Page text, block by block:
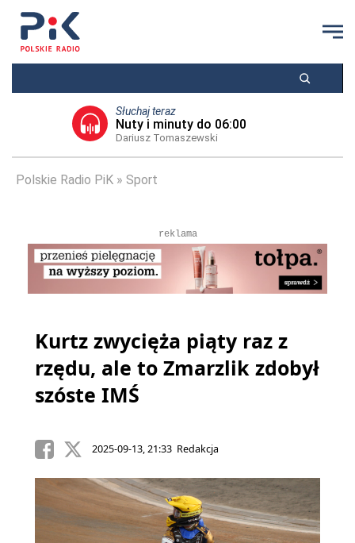
Słuchaj teraz
Nuty i minuty do 06:00
Dariusz Tomaszewski
Polskie Radio PiK Sport
reklama
Kurtz zwycięża piąty raz z
rzędu, ale to Zmarzlik zdobył
szóste IMŚ
2025-09-13, 21:33 Redakcja